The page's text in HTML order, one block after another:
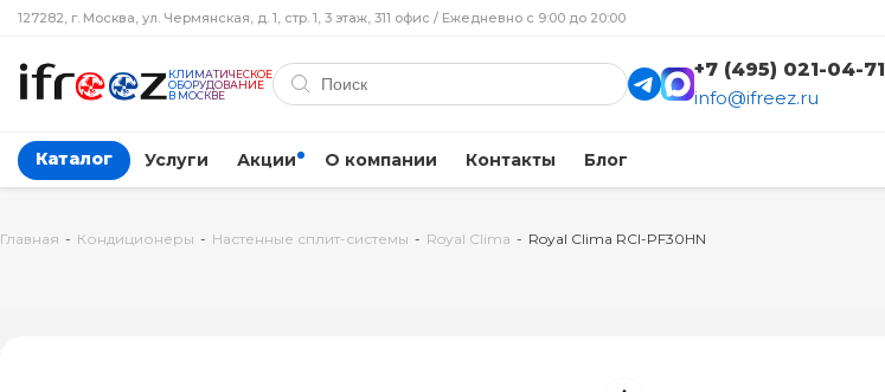
127282, г. Москва, ул. Чермянская, д. 1, стр. 1, 3 этаж, 311 офис / Ежедневно с 9:00 до 20:00
КЛИМАТИЧЕСКОЕ
ОБОРУДОВАНИЕ
В МОСКВЕ
+7 (495) 021-04-71
info@ifreez.ru
Каталог Услуги Акции О компании Контакты Блог
Главная - Кондиционеры - Настенные сплит-системы - Royal Clima - Royal Clima RCI-PF30HN